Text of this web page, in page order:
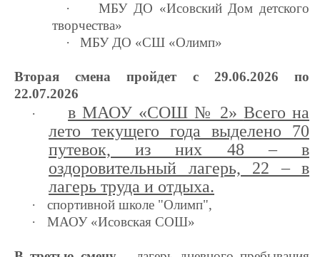
·
МБУ ДО «Исовский Дом детского
творчества»
·
МБУ ДО «СШ «Олимп»
Вторая смена пройдет с 29.06.2026 по
22.07.2026
·
в МАОУ «СОШ № 2» Всего на
лето текущего года выделено 70
путевок, из них 48 – в
оздоровительный лагерь, 22 – в
лагерь труда и отдыха.
·
спортивной школе "Олимп",
·
МАОУ «Исовская СОШ»